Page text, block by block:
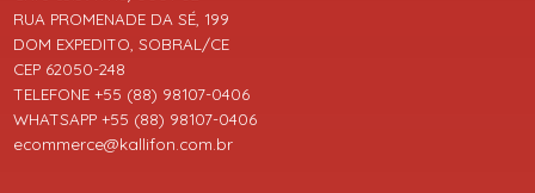
RUA PROMENADE DA SÉ, 199
DOM EXPEDITO, SOBRAL/CE
CEP 62050-248
TELEFONE +55 (88) 98107-0406
WHATSAPP +55 (88) 98107-0406
ecommerce@kallifon.com.br